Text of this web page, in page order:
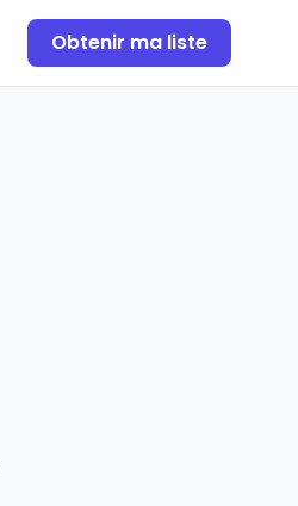
Obtenir ma liste